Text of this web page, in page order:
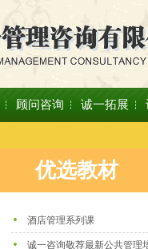
顾问咨询 诚一拓展
优选教材
酒店管理系列课
诚一咨询敬荐最新公共管理